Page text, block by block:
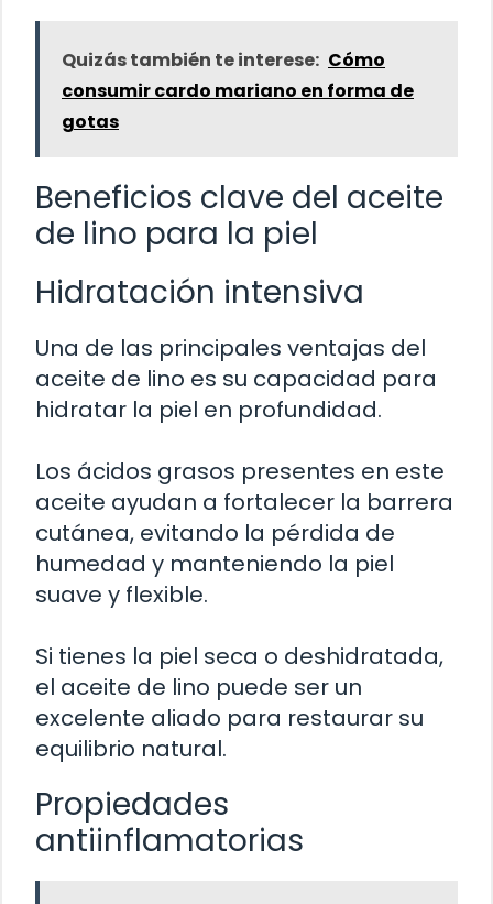
Quizás también te interese: Cómo
consumir cardo mariano en forma de
gotas
Beneficios clave del aceite
de lino para la piel
Hidratación intensiva
Una de las principales ventajas del
aceite de lino es su capacidad para
hidratar la piel en profundidad.
Los ácidos grasos presentes en este
aceite ayudan a fortalecer la barrera
cutánea, evitando la pérdida de
humedad y manteniendo la piel
suave y flexible.
Si tienes la piel seca o deshidratada,
el aceite de lino puede ser un
excelente aliado para restaurar su
equilibrio natural.
Propiedades
antiinflamatorias